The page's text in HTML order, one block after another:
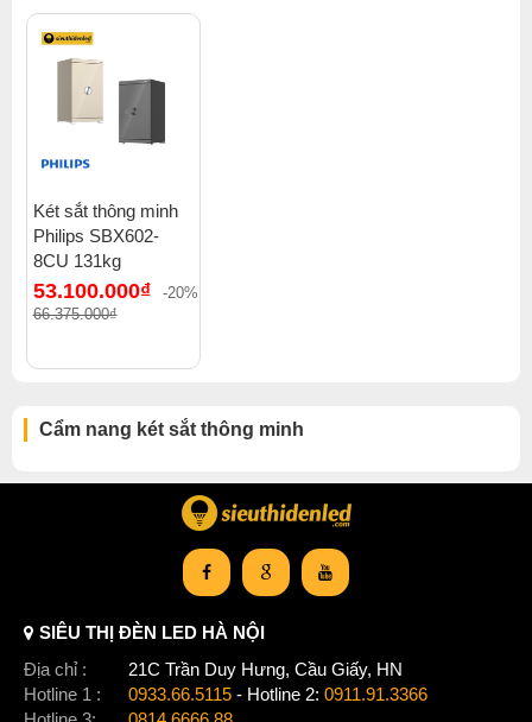
Thiết kế két sắt
Két sắt thông minh
Philips SBX602-
8CU 131kg
53.100.000₫
-20%
66.375.000₫
Cẩm nang két sắt thông minh
SIÊU THỊ ĐÈN LED HÀ NỘI
Địa chỉ :
21C Trần Duy Hưng, Cầu Giấy, HN
Hotline 1 :
0933.66.5115 - Hotline 2: 0911.91.3366